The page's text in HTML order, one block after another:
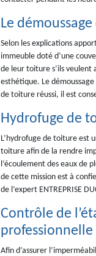
Le
Selon les explications
immeuble doté d’une
de leur toiture s’ils
esthétique. Le
de toiture réussi, il est
Hydrofuge de
L’hydrofuge de toiture est
toiture afin de la rendre
l’écoulement des eaux de
de cette mission est à
de l’expert ENTREPRISE
Contrôle de
professionnelle
Afin d’assurer